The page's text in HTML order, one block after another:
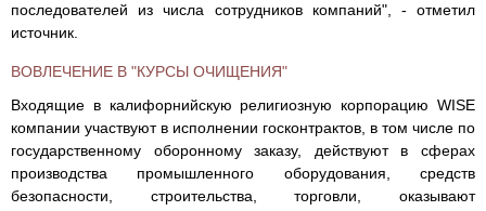
последователей из числа сотрудников компаний", - отметил
источник.
ВОВЛЕЧЕНИЕ В "КУРСЫ ОЧИЩЕНИЯ"
Входящие в калифорнийскую религиозную корпорацию WISE
компании участвуют в исполнении госконтрактов, в том числе по
государственному оборонному заказу, действуют в сферах
производства промышленного оборудования, средств
безопасности, строительства, торговли, оказывают